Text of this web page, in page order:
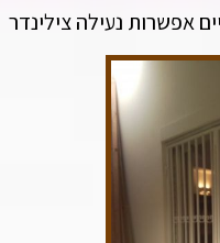
אפשרות נעילה צילינדר